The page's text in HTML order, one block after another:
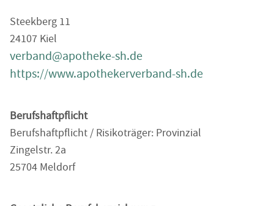
Steekberg 11
24107 Kiel
verband@apotheke-sh.de
https://www.apothekerverband-sh.de
Berufshaftpflicht
Berufshaftpflicht / Risikoträger: Provinzial
Zingelstr. 2a
25704 Meldorf